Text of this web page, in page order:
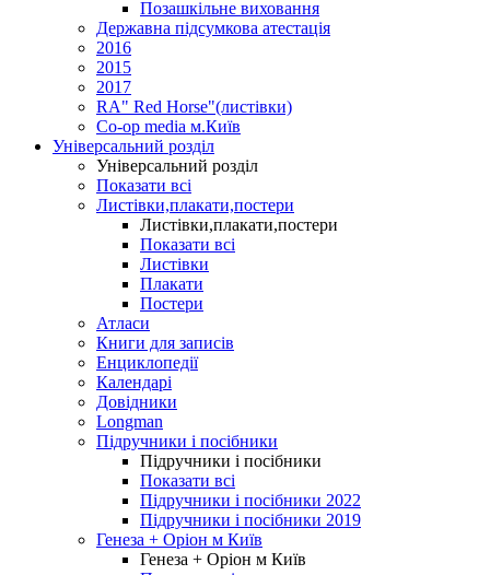
Позашкільне виховання
Державна підсумкова атестація
2016
2015
2017
RA" Red Horse"(листівки)
Co-op media м.Київ
Універсальний розділ
Універсальний розділ
Показати всі
Листівки,плакати,постери
Листівки,плакати,постери
Показати всі
Листівки
Плакати
Постери
Атласи
Книги для записів
Енциклопедії
Календарі
Довідники
Longman
Підручники і посібники
Підручники і посібники
Показати всі
Підручники і посібники 2022
Підручники і посібники 2019
Генеза + Оріон м Київ
Генеза + Оріон м Київ